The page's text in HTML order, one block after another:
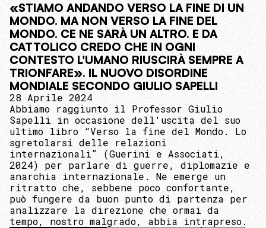
«STIAMO ANDANDO VERSO LA FINE DI UN
MONDO. MA NON VERSO LA FINE DEL
MONDO. CE NE SARÀ UN ALTRO. E DA
CATTOLICO CREDO CHE IN OGNI
CONTESTO L'UMANO RIUSCIRÀ SEMPRE A
TRIONFARE». IL NUOVO DISORDINE
MONDIALE SECONDO GIULIO SAPELLI
28 Aprile 2024
Abbiamo raggiunto il Professor Giulio
Sapelli in occasione dell'uscita del suo
ultimo libro “Verso la fine del Mondo. Lo
sgretolarsi delle relazioni
internazionali” (Guerini e Associati,
2024) per parlare di guerre, diplomazie e
anarchia internazionale. Ne emerge un
ritratto che, sebbene poco confortante,
può fungere da buon punto di partenza per
analizzare la direzione che ormai da
tempo, nostro malgrado, abbia intrapreso.